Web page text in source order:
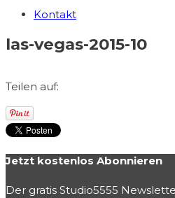
Kontakt
las-vegas-2015-10
Teilen auf:
Jetzt kostenlos Abonnieren
Der gratis Studio5555